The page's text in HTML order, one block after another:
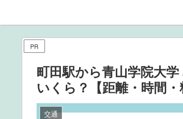
PR
町田駅から青山学院大
いくら？【距離・時間・
交通